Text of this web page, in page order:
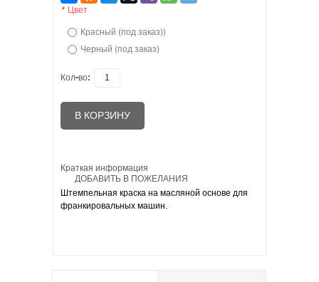
* Цвет
Красный (под заказ))
Черный (под заказ)
Кол-во:
В КОРЗИНУ
ДОБАВИТЬ В ПОЖЕЛАНИЯ
Краткая информация
Штемпельная краска на масляной основе для
франкировальных машин.